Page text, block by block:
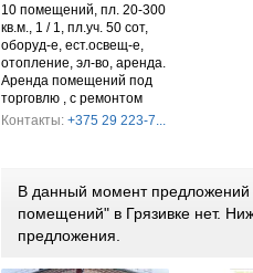
10 помещений, пл. 20-300
кв.м., 1 / 1, пл.уч. 50 сот,
оборуд-е, ест.освещ-е,
отопление, эл-во, аренда.
Аренда помещений под
торговлю , с ремонтом
Контакты: +375 29 223-7...
В данный момент предложений
помещений" в Грязивке нет.
предложения.